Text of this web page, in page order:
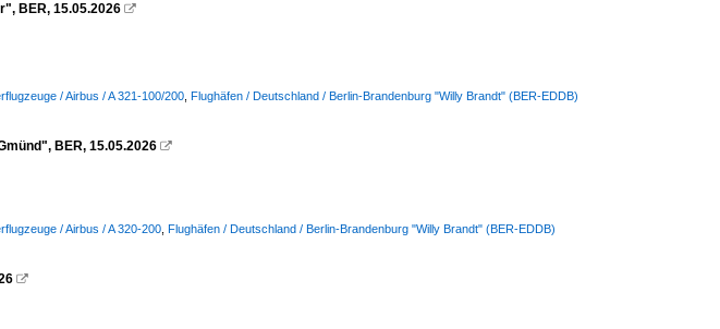
BER, 15.05.2026 
/ Airbus / A 321-100/200 Flughäfen / Deutschland / Berlin-Brandenburg "Willy Brandt" (BER-EDDB)
BER, 15.05.2026 
/ Airbus / A 320-200 Flughäfen / Deutschland / Berlin-Brandenburg "Willy Brandt" (BER-EDDB)
